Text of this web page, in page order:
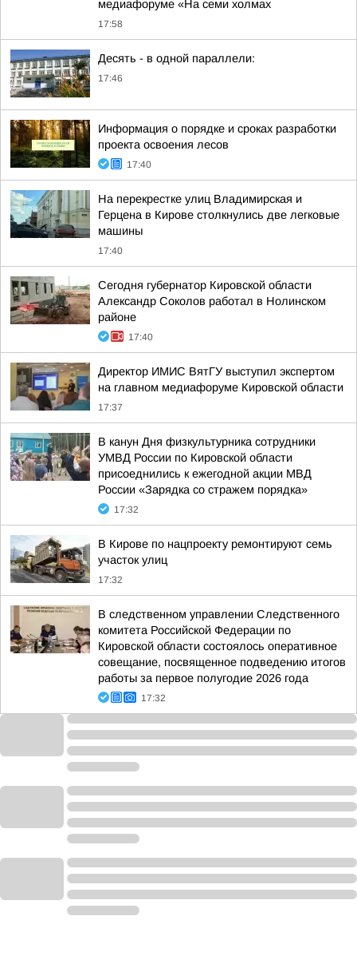
медиафоруме «На семи холмах
17:58
Десять - в одной параллели:
17:46
Информация о порядке и сроках разработки
проекта освоения лесов
17:40
На перекрестке улиц Владимирская и
Герцена в Кирове столкнулись две легковые
машины
17:40
Сегодня губернатор Кировской области
Александр Соколов работал в Нолинском
районе
17:40
Директор ИМИС ВятГУ выступил экспертом
на главном медиафоруме Кировской области
17:37
В канун Дня физкультурника сотрудники
УМВД России по Кировской области
присоеднились к ежегодной акции МВД
России «Зарядка со стражем порядка»
17:32
В Кирове по нацпроекту ремонтируют семь
участок улиц
17:32
В следственном управлении Следственного
комитета Российской Федерации по
Кировской области состоялось оперативное
совещание, посвященное подведению итогов
работы за первое полугодие 2026 года
17:32